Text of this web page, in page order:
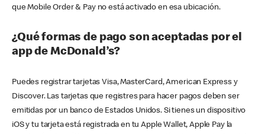
que Mobile Order & Pay no está activado en esa ubicación.
¿Qué formas de pago son aceptadas por el
app de McDonald’s?
Puedes registrar tarjetas Visa, MasterCard, American Express y
Discover. Las tarjetas que registres para hacer pagos deben ser
emitidas por un banco de Estados Unidos. Si tienes un dispositivo
iOS y tu tarjeta está registrada en tu Apple Wallet, Apple Pay la